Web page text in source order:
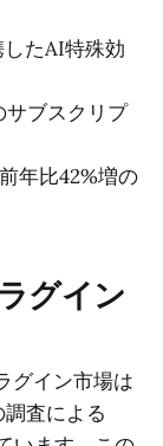
たAI特殊効
サブスクリプ
年比42%増の
グイン
グイン市場は
調査による